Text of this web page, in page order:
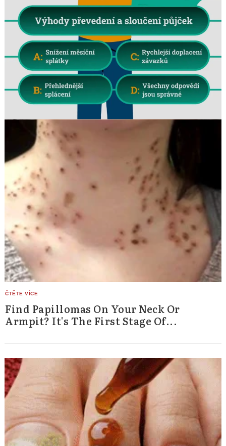
Find Papillomas On Your Neck Or
Armpit? It's The First Stage Of...
for: